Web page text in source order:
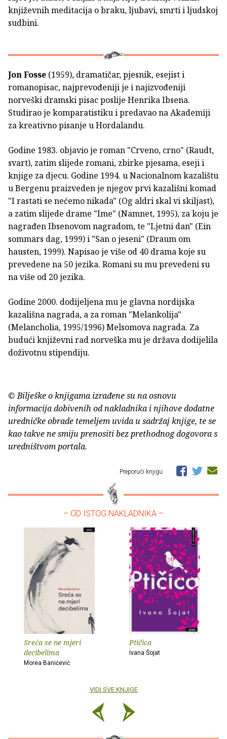
književnih meditacija o braku, ljubavi, smrti i ljudskoj
sudbini.
Jon Fosse (1959), dramatičar, pjesnik, esejist i
romanopisac, najprevođeniji je i najizvođeniji
norveški dramski pisac poslije Henrika Ibsena.
Studirao je komparatistiku i predavao na Akademiji
za kreativno pisanje u Hordalandu.
Godine 1983. objavio je roman "Crveno, crno" (Raudt,
svart), zatim slijede romani, zbirke pjesama, eseji i
knjige za djecu. Godine 1994. u Nacionalnom kazalištu
u Bergenu praizveden je njegov prvi kazališni komad
"I rastati se nećemo nikada" (Og aldri skal vi skiljast),
a zatim slijede drame "Ime" (Namnet, 1995), za koju je
nagrađen Ibsenovom nagradom, te "Ljetni dan" (Ein
sommars dag, 1999) i "San o jeseni" (Draum om
hausten, 1999). Napisao je više od 40 drama koje su
prevedene na 50 jezika. Romani su mu prevedeni su
na više od 20 jezika.
Godine 2000. dodijeljena mu je glavna nordijska
kazališna nagrada, a za roman "Melankolija"
(Melancholia, 1995/1996) Melsomova nagrada. Za
budući književni rad norveška mu je država dodijelila
doživotnu stipendiju.
© Bilješke o knjigama izrađene su na osnovu
informacija dobivenih od nakladnika i njihove dodatne
uredničke obrade temeljem uvida u sadržaj knjige, te se
kao takve ne smiju prenositi bez prethodnog dogovora s
uredništvom portala.
Preporuči knjigu
– OD ISTOG NAKLADNIKA –
Sreća se ne mjeri
decibelima
Morea Banićević
Ptičica
Ivana Šojat
VIDI SVE KNJIGE